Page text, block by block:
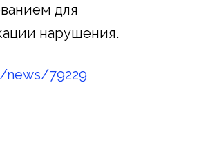
для
нарушения.
news/79229